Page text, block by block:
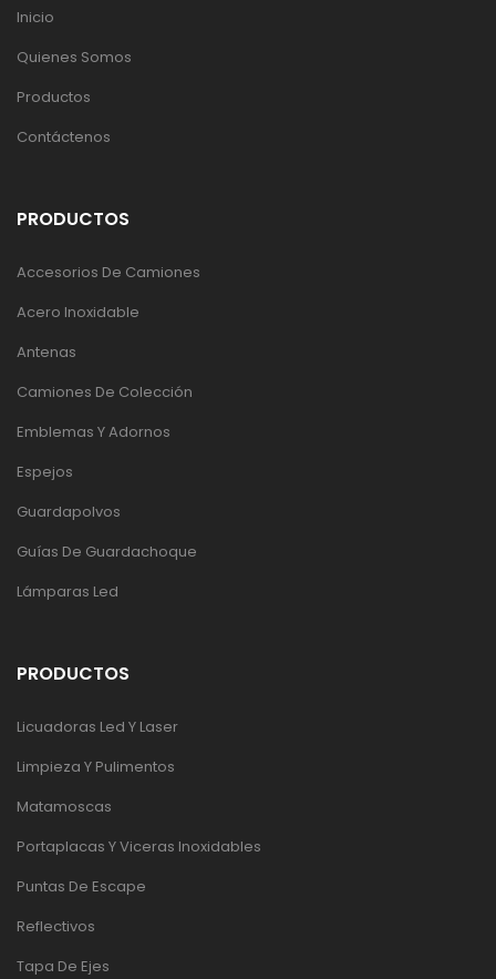
Inicio
Quienes Somos
Productos
Contáctenos
PRODUCTOS
Accesorios De Camiones
Acero Inoxidable
Antenas
Camiones De Colección
Emblemas Y Adornos
Espejos
Guardapolvos
Guías De Guardachoque
Lámparas Led
PRODUCTOS
Licuadoras Led Y Laser
Limpieza Y Pulimentos
Matamoscas
Portaplacas Y Viceras Inoxidables
Puntas De Escape
Reflectivos
Tapa De Ejes